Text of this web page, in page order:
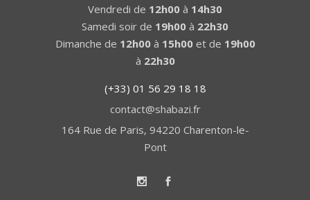
Vendredi de 12h00 à 14h30
Samedi soir de 19h00 à 22h30
Dimanche de 12h00à 15h00et de 19h00
à 22h30
(+33) 01 56 29 18 18
contact@shabazi.fr
164 Rue de Paris, 94220 Charenton-le-
Pont